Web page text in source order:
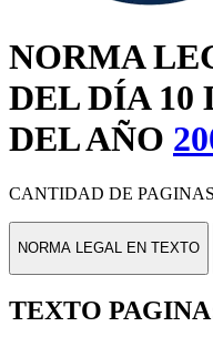
NORMA
DEL DÍA 10
DEL AÑO
CANTIDAD DE
NORMA LEGAL EN TEXTO
TEXTO